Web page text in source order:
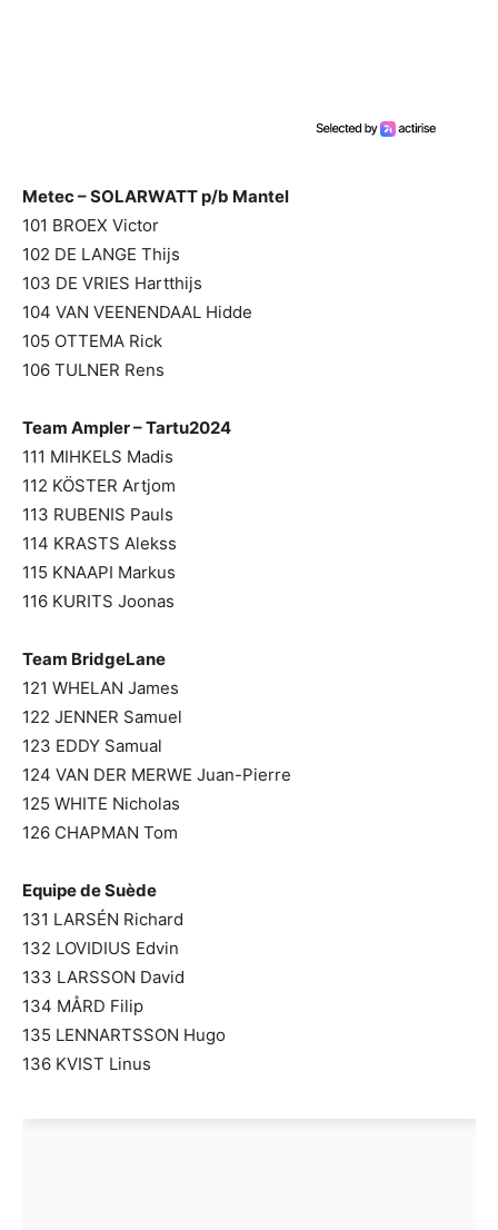
Metec – SOLARWATT p/b Mantel
101 BROEX Victor
102 DE LANGE Thijs
103 DE VRIES Hartthijs
104 VAN VEENENDAAL Hidde
105 OTTEMA Rick
106 TULNER Rens
Team Ampler – Tartu2024
111 MIHKELS Madis
112 KÖSTER Artjom
113 RUBENIS Pauls
114 KRASTS Alekss
115 KNAAPI Markus
116 KURITS Joonas
Team BridgeLane
121 WHELAN James
122 JENNER Samuel
123 EDDY Samual
124 VAN DER MERWE Juan-Pierre
125 WHITE Nicholas
126 CHAPMAN Tom
Equipe de Suède
131 LARSÉN Richard
132 LOVIDIUS Edvin
133 LARSSON David
134 MÅRD Filip
135 LENNARTSSON Hugo
136 KVIST Linus